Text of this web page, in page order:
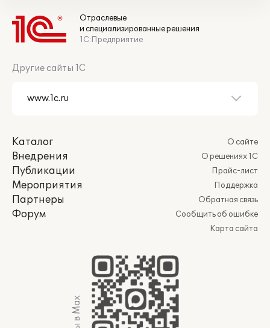
Отраслевые
и специализированные решения
1С:Предприятие
Другие сайты 1С
Каталог
Внедрения
Публикации
Мероприятия
Партнеры
Форум
О сайте
О решениях 1С
Прайс-лист
Поддержка
Обратная связь
Сообщить об ошибке
Карта сайта
Мы в Max